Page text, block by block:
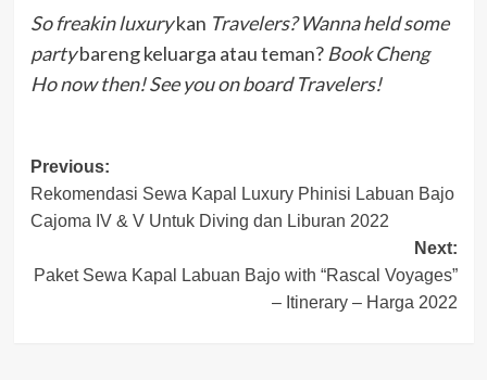
So freakin luxurykan Travelers? Wanna held some
partybareng keluarga atau teman? Book Cheng
Ho now then! See you on board Travelers!
Post
navigation
Previous:
Rekomendasi Sewa Kapal Luxury Phinisi Labuan Bajo
Cajoma IV & V Untuk Diving dan Liburan 2022
Next:
Paket Sewa Kapal Labuan Bajo with “Rascal Voyages”
– Itinerary – Harga 2022